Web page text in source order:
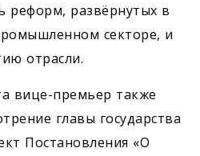
реформ, развёрнутых в
секторе, и
отрасли.
вице-премьер также
главы государства
Постановления «О